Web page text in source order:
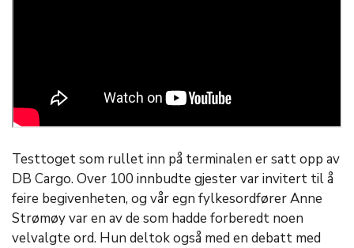
Testtoget som rullet inn på terminalen er satt opp av
DB Cargo. Over 100 innbudte gjester var invitert til å
feire begivenheten, og vår egn fylkesordfører Anne
Strømøy var en av de som hadde forberedt noen
velvalgte ord. Hun deltok også med en debatt med